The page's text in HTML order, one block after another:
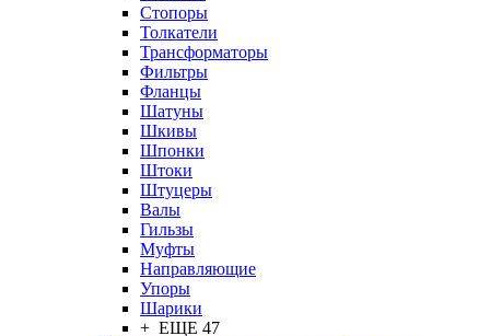
Стопоры
Толкатели
Трансформаторы
Фильтры
Фланцы
Шатуны
Шкивы
Шпонки
Штоки
Штуцеры
Валы
Гильзы
Муфты
Направляющие
Упоры
Шарики
+ ЕЩЕ 47